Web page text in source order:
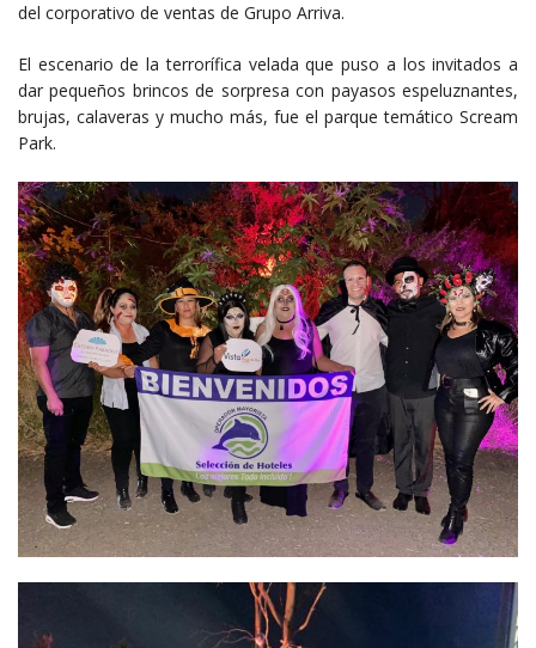
del corporativo de ventas de Grupo Arriva.
El escenario de la terrorífica velada que puso a los invitados a
dar pequeños brincos de sorpresa con payasos espeluznantes,
brujas, calaveras y mucho más, fue el parque temático Scream
Park.